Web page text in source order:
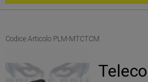
Codice Articolo PLM-MTCTCM